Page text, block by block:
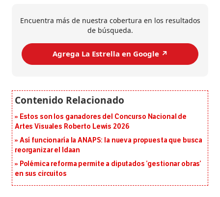
Encuentra más de nuestra cobertura en los resultados
de búsqueda.
Agrega La Estrella en Google ↗️
Estos son los ganadores del Concurso Nacional de
Artes Visuales Roberto Lewis 2026
Así funcionaría la ANAPS: la nueva propuesta que busca
reorganizar el Idaan
Polémica reforma permite a diputados ‘gestionar obras’
en sus circuitos